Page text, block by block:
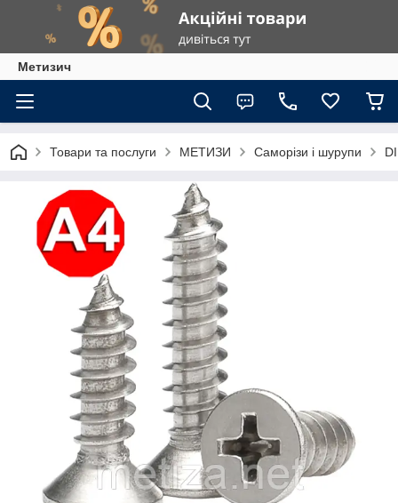
Метизич
Товари та послуги МЕТИЗИ Саморізи і шурупи